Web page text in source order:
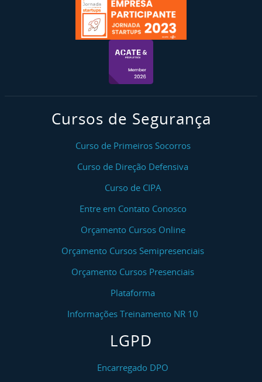
Cursos de Segurança
Curso de Primeiros Socorros
Curso de Direção Defensiva
Curso de CIPA
Entre em Contato Conosco
Orçamento Cursos Online
Orçamento Cursos Semipresenciais
Orçamento Cursos Presenciais
Plataforma
Informações Treinamento NR 10
LGPD
Encarregado DPO